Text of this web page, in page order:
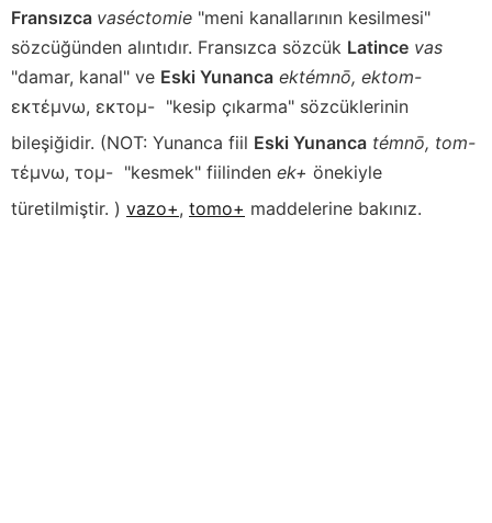
Fransızca vaséctomie "meni kanallarının kesilmesi"
sözcüğünden alıntıdır. Fransızca sözcük Latince vas
"damar, kanal" ve Eski Yunanca ektémnō, ektom-
εκτέμνω, εκτομ- "kesip çıkarma" sözcüklerinin
bileşiğidir. (NOT: Yunanca fiil Eski Yunanca témnō, tom-
τέμνω, τομ- "kesmek" fiilinden ek+ önekiyle
türetilmiştir. ) vazo+, tomo+ maddelerine bakınız.